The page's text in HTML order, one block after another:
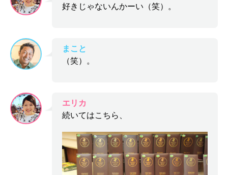
好きじゃないんかーい（笑）。
まこと
（笑）。
エリカ
続いてはこちら、